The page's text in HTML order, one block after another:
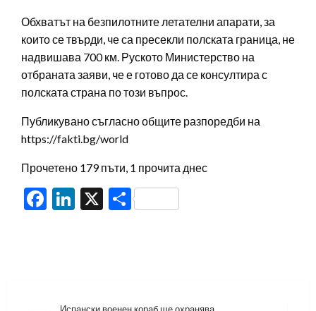
Обхватът на безпилотните летателни апарати, за
които се твърди, че са пресекли полската граница, не
надвишава 700 км. Руското Министерство на
отбраната заяви, че е готово да се консултира с
полската страна по този въпрос.
Публикувано съгласно общите разпоредби на
https://fakti.bg/world
Прочетено 179 пъти, 1 прочита днес
Facebook
LinkedIn
X Share